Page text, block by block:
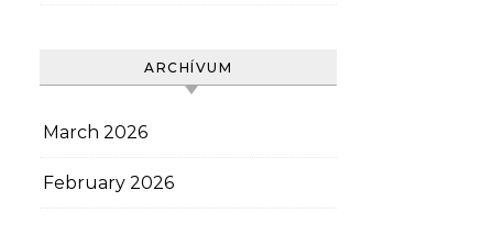
ARCHÍVUM
March 2026
February 2026